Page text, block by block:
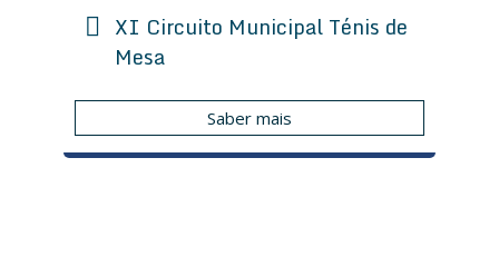
XI Circuito Municipal Ténis de
Mesa
Saber mais